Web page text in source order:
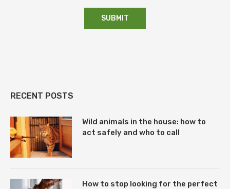
RECENT POSTS
Wild animals in the house: how to
act safely and who to call
How to stop looking for the perfect